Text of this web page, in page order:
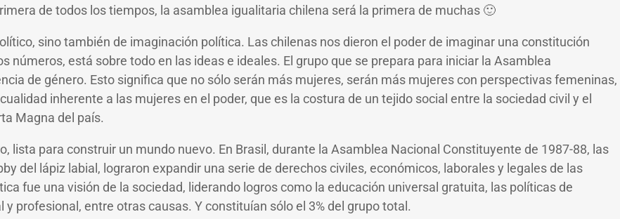
de todos los tiempos, la asamblea igualitaria chilena será la primera de muchas 🙂
sino también de imaginación política. Las chilenas nos dieron el poder de imaginar una constitución
números, está sobre todo en las ideas e ideales. El grupo que se prepara para iniciar la Asamblea
de género. Esto significa que no sólo serán más mujeres, serán más mujeres con perspectivas femeninas,
inherente a las mujeres en el poder, que es la costura de un tejido social entre la sociedad civil y el
Magna del país.
lista para construir un mundo nuevo. En Brasil, durante la Asamblea Nacional Constituyente de 1987-88, las
del lápiz labial, lograron expandir una serie de derechos civiles, económicos, laborales y legales de las
fue una visión de la sociedad, liderando logros como la educación universal gratuita, las políticas de
profesional, entre otras causas. Y constituían sólo el 3% del grupo total.